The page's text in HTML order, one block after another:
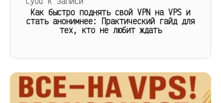
Как быстро поднять свой VPN на VPS и
стать анонимнее: Практический гайд для
тех, кто не любит ждать